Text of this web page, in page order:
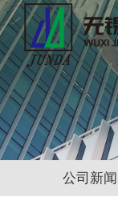
公司新闻